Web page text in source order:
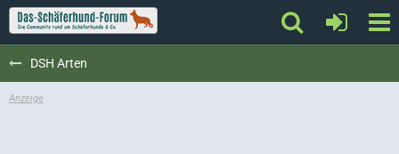
DSH Arten